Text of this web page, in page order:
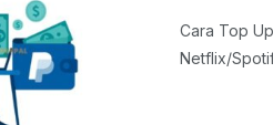
Cara Top
Netflix/